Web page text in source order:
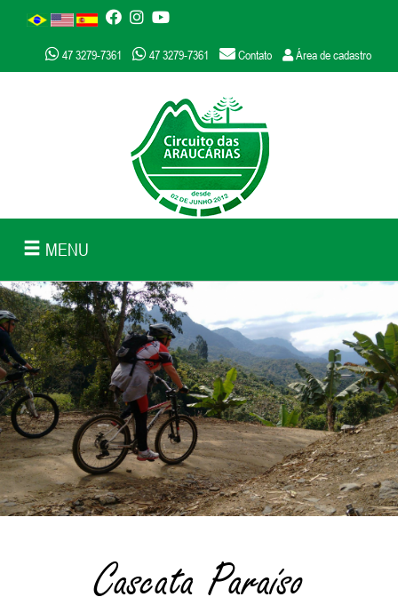
47 3279-7361 47 3279-7361 Contato Área de cadastro
MENU
Cascata Paraíso